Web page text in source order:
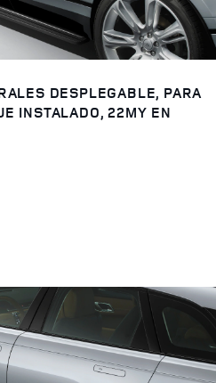
DESPLEGABLE, PARA
INSTALADO, 22MY EN